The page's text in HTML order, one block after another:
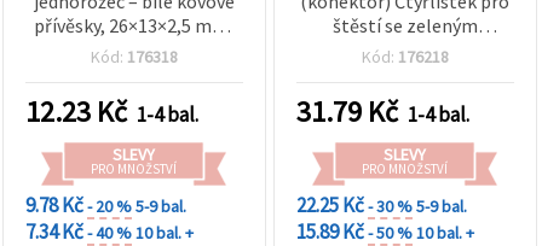
"Uložit"
Přijmout
vše
Nastavení
přívěsky, 26×13×2,5 mm,
otvor 2 mm – 2 ks pro
kreativní tvoření
Kód: 176318
12.23 Kč 1-4 bal.
SLEVY
PRO MNOŽSTVÍ
9.78 Kč- 20 %5-9 bal.
7.34 Kč- 40 %10 bal. +
štěstí se zeleným
smaltem a štrasovým
stříbra, 20×12×4 mm,
otvor 2 mm, 5 ks
Kód: 176218
31.79 Kč 1-4 bal.
SLEVY
PRO MNOŽSTVÍ
22.25 Kč- 30 %5-9 bal.
15.89 Kč- 50 %10 bal. +